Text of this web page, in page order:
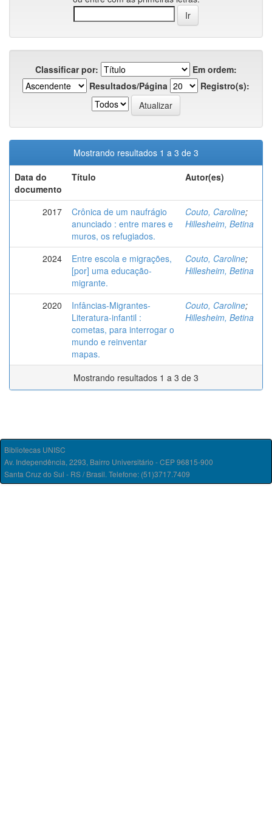
Classificar por:
Em ordem:
Resultados/Página
Registro(s):
Mostrando resultados 1 a 3 de 3
Data do
documento
Título Autor(es)
2017
Crônica de um naufrágio
anunciado : entre mares e
muros, os refugiados.
Couto, Caroline;
Hillesheim, Betina
2024
Entre escola e migrações,
[por] uma educação-
migrante.
Couto, Caroline;
Hillesheim, Betina
2020
Infâncias-Migrantes-
Literatura-infantil :
cometas, para interrogar o
mundo e reinventar
mapas.
Couto, Caroline;
Hillesheim, Betina
Mostrando resultados 1 a 3 de 3
Bibliotecas UNISC
Av. Independência, 2293, Bairro Universitário - CEP 96815-900
Santa Cruz do Sul - RS / Brasil. Telefone: (51)3717.7409